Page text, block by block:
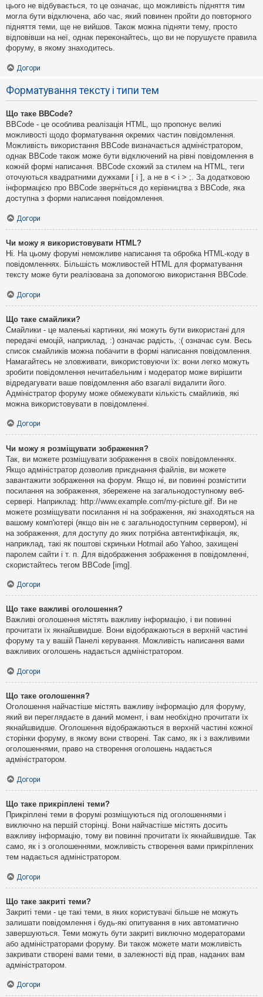
цього не відбувається, то це означає, що можливість підняття тим
могла бути відключена, або час, який повинен пройти до повторного
підняття теми, ще не вийшов. Також можна підняти тему, просто
відповівши на неї, однак переконайтесь, що ви не порушуєте правила
форуму, в якому знаходитесь.
Догори
Форматування тексту і типи тем
Що таке BBCode?
BBCode - це особлива реалізація HTML, що пропонує великі
можливості щодо форматування окремих частин повідомлення.
Можливість використання BBCode визначається адміністратором,
однак BBCode також може бути відключений на рівні повідомлення в
кожній формі написання. BBCode схожий за стилем на HTML, теги
оточуються квадратними дужками [ і ], а не в < і > ;. За додатковою
інформацією про BBCode зверніться до керівництва з BBCode, яка
доступна з форми написання повідомлення.
Догори
Чи можу я використовувати HTML?
Ні. На цьому форумі неможливе написання та обробка HTML-коду в
повідомленнях. Більшість можливостей HTML для форматування
тексту може бути реалізована за допомогою використання BBCode.
Догори
Що таке смайлики?
Смайлики - це маленькі картинки, які можуть бути використані для
передачі емоцій, наприклад, :) означає радість, :( означає сум. Весь
список смайликів можна побачити в формі написання повідомлення.
Намагайтесь не зловживати, використовуючи їх: вони легко можуть
зробити повідомлення нечитабельним і модератор може вирішити
відредагувати ваше повідомлення або взагалі видалити його.
Адміністратор форуму може обмежувати кількість смайликів, які
можна використовувати в повідомленні.
Догори
Чи можу я розміщувати зображення?
Так, ви можете розміщувати зображення в своїх повідомленнях.
Якщо адміністратор дозволив приєднання файлів, ви можете
завантажити зображення на форум. Якщо ні, ви повинні розмістити
посилання на зображення, збережене на загальнодоступному веб-
сервері. Наприклад: http://www.example.com/my-picture.gif. Ви не
можете розміщувати посилання ні на зображення, які знаходяться на
вашому комп'ютері (якщо він не є загальнодоступним сервером), ні
на зображення, для доступу до яких потрібна автентифікація, як,
наприклад, такі як поштові скриньки Hotmail або Yahoo, захищені
паролем сайти і т. п. Для відображення зображення в повідомленні,
скористайтесь тегом BBCode [img].
Догори
Що таке важливі оголошення?
Важливі оголошення містять важливу інформацію, і ви повинні
прочитати їх якнайшвидше. Вони відображаються в верхній частині
форуму та у вашій Панелі керування. Можливість написання вами
важливих оголошень надається адміністратором.
Догори
Що таке оголошення?
Оголошення найчастіше містять важливу інформацію для форуму,
який ви переглядаєте в даний момент, і вам необхідно прочитати їх
якнайшвидше. Оголошення відображаються в верхній частині кожної
сторінки форуму, в якому вони створені. Так само, як і з важливими
оголошеннями, право на створення оголошень надається
адміністратором.
Догори
Що таке прикріплені теми?
Прикріплені теми в форумі розміщуються під оголошеннями і
виключно на першій сторінці. Вони найчастіше містять досить
важливу інформацію, тому ви повинні прочитати їх якнайшвидше. Так
само, як і з оголошеннями, можливість створення вами прикріплених
тем надається адміністратором.
Догори
Що таке закриті теми?
Закриті теми - це такі теми, в яких користувачі більше не можуть
залишати повідомлення і будь-які опитування в них автоматично
завершуються. Теми можуть бути закриті виключно модераторами
або адміністраторами форуму. Ви також можете мати можливість
закривати створені вами теми, в залежності від прав, наданих вам
адміністратором.
Догори